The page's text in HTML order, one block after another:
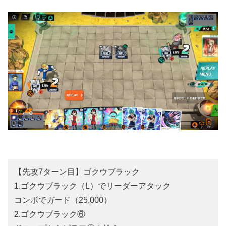
【先攻7ターン目】ゴクウブラック
1.ゴクウブラック（L）でリーダーアタック
コンボでガード（25,000）
2.ゴクウブラック⑥